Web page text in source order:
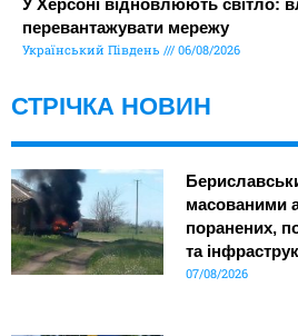
перевантажувати мережу
Український Південь 06/08/2026
СТРІЧКА НОВИН
масованими
поранених,
та
07/08/2026